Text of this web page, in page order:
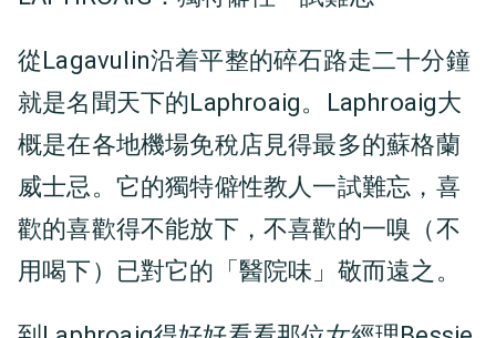
從Lagavulin沿着平整的碎石路走二十分鐘
就是名聞天下的Laphroaig。Laphroaig大
概是在各地機場免稅店見得最多的蘇格蘭
威士忌。它的獨特僻性教人一試難忘，喜
歡的喜歡得不能放下，不喜歡的一嗅（不
用喝下）已對它的「醫院味」敬而遠之。